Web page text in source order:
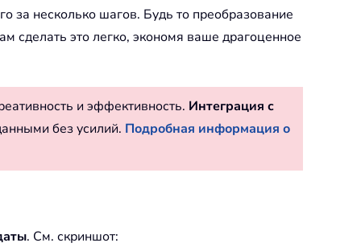
за несколько шагов. Будь то преобразование
это легко, экономя ваше драгоценное
и эффективность. Интеграция с
без усилий. Подробная информация о
. См. скриншот: